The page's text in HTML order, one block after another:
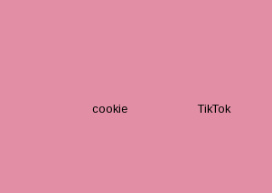
cookie TikTok